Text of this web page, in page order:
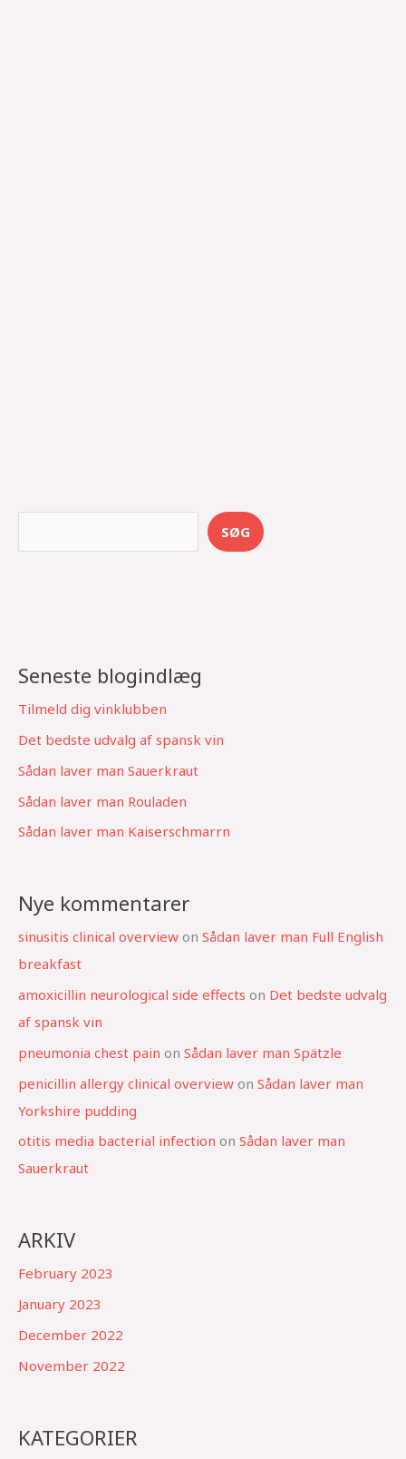
e
SØG
Seneste blogindlæg
Tilmeld dig vinklubben
Det bedste udvalg af spansk vin
Sådan laver man Sauerkraut
Sådan laver man Rouladen
Sådan laver man Kaiserschmarrn
Nye kommentarer
sinusitis clinical overview on Sådan laver man Full English
breakfast
amoxicillin neurological side effects on Det bedste udvalg
af spansk vin
pneumonia chest pain on Sådan laver man Spätzle
penicillin allergy clinical overview on Sådan laver man
Yorkshire pudding
otitis media bacterial infection on Sådan laver man
Sauerkraut
ARKIV
February 2023
January 2023
December 2022
November 2022
KATEGORIER